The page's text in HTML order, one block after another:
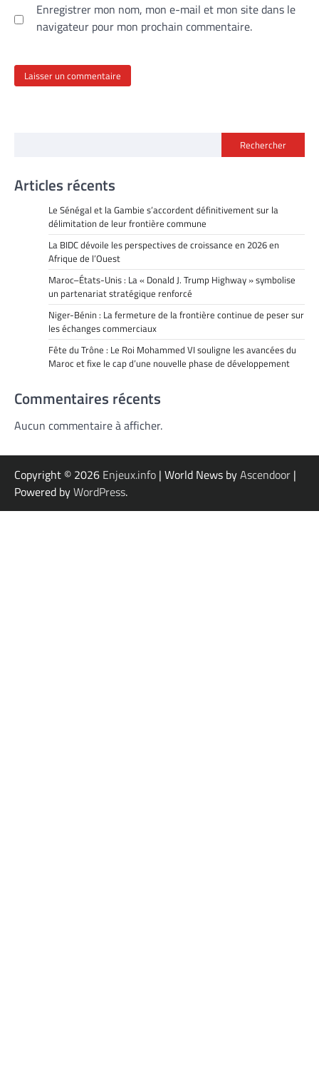
Enregistrer mon nom, mon e-mail et mon site dans le
navigateur pour mon prochain commentaire.
Rechercher
Articles récents
Le Sénégal et la Gambie s’accordent définitivement sur la
délimitation de leur frontière commune
La BIDC dévoile les perspectives de croissance en 2026 en
Afrique de l’Ouest
Maroc–États-Unis : La « Donald J. Trump Highway » symbolise
un partenariat stratégique renforcé
Niger-Bénin : La fermeture de la frontière continue de peser sur
les échanges commerciaux
Fête du Trône : Le Roi Mohammed VI souligne les avancées du
Maroc et fixe le cap d’une nouvelle phase de développement
Commentaires récents
Aucun commentaire à afficher.
Copyright © 2026 Enjeux.info | World News byAscendoor |
Powered byWordPress.